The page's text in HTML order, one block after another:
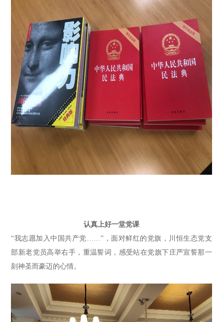
认真上好一堂党课
“我志愿加入中国共产党……” ，面对鲜红的党旗， 川恒生态党支
部新老党员高举右手，重温誓词，感受站在党旗下庄严宣誓那一
刻神圣而豪迈的心情。